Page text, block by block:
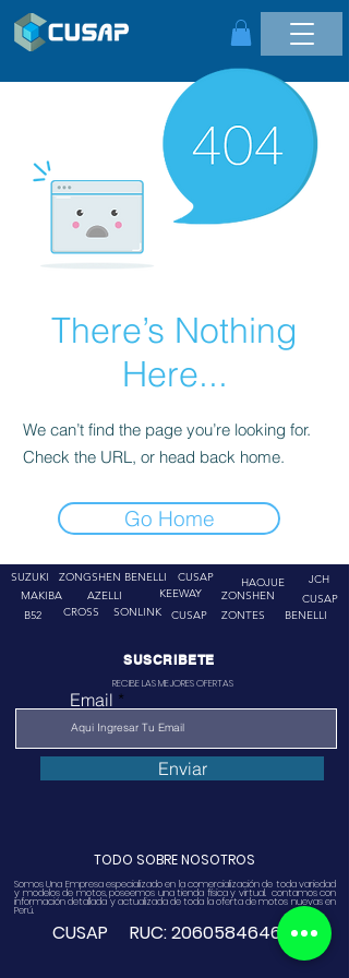
There’s Nothing
Here...
We can’t find the page you’re looking for.
Check the URL, or head back home.
Go Home
SUZUKI
ZONGSHEN
MAKIBA
AZELLI
BENELLI
CUSAP
KEEWAY
B52
CROSS SONLINK CUSAP
HAOJUE
JCH
ZONSHEN
ZONTES
CUSAP
BENELLI
SUSCRIBETE
RECIBE LAS MEJORES OFERTAS
Email
Enviar
TODO SOBRE NOSOTROS
Somos Una Empresa especializado en la comercialización de toda variedad
y modelos de motos, poseemos una tienda física y virtual. contamos con
información detallada y actualizada de toda la oferta de motos nuevas en
Perú.
CUSAP RUC:20605846468